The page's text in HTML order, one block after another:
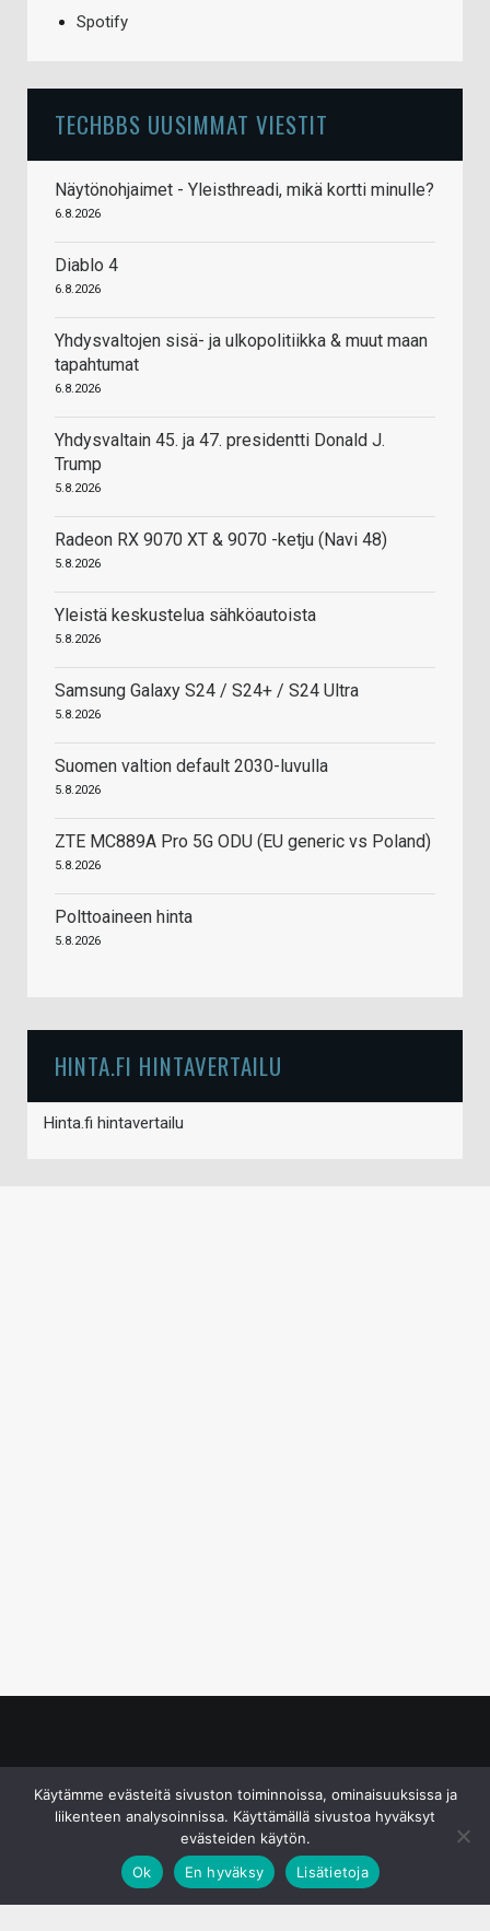
Spotify
TECHBBS UUSIMMAT VIESTIT
Näytönohjaimet - Yleisthreadi, mikä kortti minulle?
6.8.2026
Diablo 4
6.8.2026
Yhdysvaltojen sisä- ja ulkopolitiikka & muut maan
tapahtumat
6.8.2026
Yhdysvaltain 45. ja 47. presidentti Donald J.
Trump
5.8.2026
Radeon RX 9070 XT & 9070 -ketju (Navi 48)
5.8.2026
Yleistä keskustelua sähköautoista
5.8.2026
Samsung Galaxy S24 / S24+ / S24 Ultra
5.8.2026
Suomen valtion default 2030-luvulla
5.8.2026
ZTE MC889A Pro 5G ODU (EU generic vs Poland)
5.8.2026
Polttoaineen hinta
5.8.2026
HINTA.FI HINTAVERTAILU
Hinta.fi hintavertailu
Käytämme evästeitä sivuston toiminnoissa, ominaisuuksissa ja
liikenteen analysoinnissa. Käyttämällä sivustoa hyväksyt
evästeiden käytön.
Ok
En hyväksy Lisätietoja